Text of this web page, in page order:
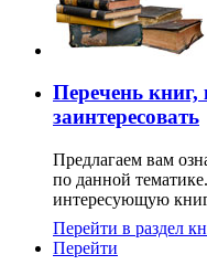
Перечень книг,
заинтересовать
Предлагаем вам
по данной
интересующую
Перейти в раздел
Перейти